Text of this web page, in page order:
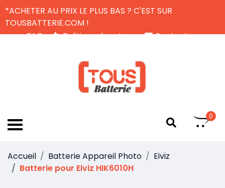
*ACHETER AU PRIX LE PLUS BAS ? C'EST SUR
TOUSBATTERIE.COM !
FAQ
Politique de retour
Contactez-nous
0
Accueil Batterie Appareil Photo
Eiviz
Batterie pour Eiviz HIK6010H